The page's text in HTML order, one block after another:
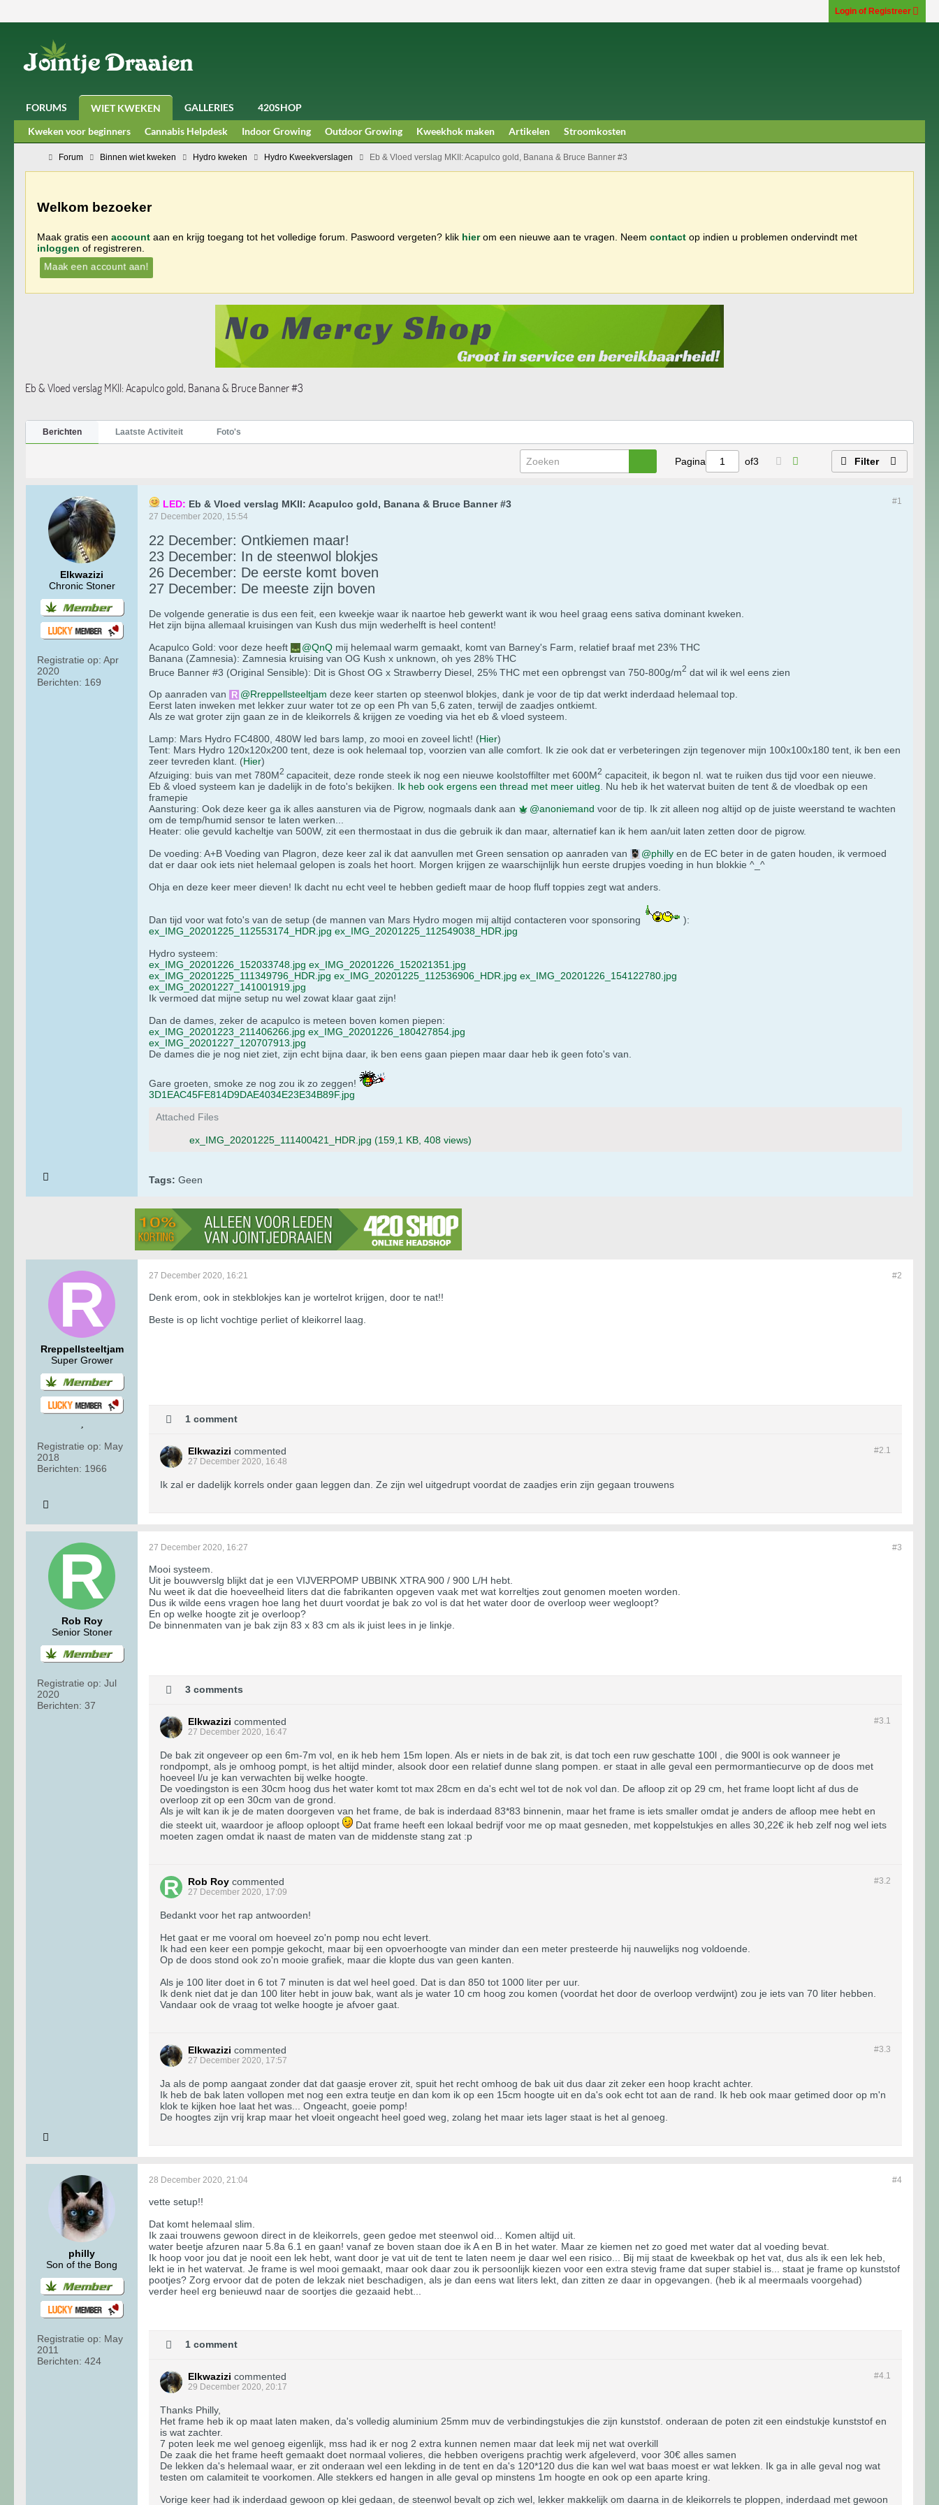
Login of Registreer
FORUMS WIET KWEKEN GALLERIES
420SHOP
Kweken voor beginners
Cannabis Helpdesk Indoor Growing Outdoor Growing Kweekhok maken Artikelen Stroomkosten
Forum Binnen wiet kweken Hydro kweken Hydro Kweekverslagen Eb & Vloed verslag MKII: Acapulco gold, Banana & Bruce Banner #3
Welkom bezoeker
Maak gratis een account aan en krijg toegang tot het volledige forum. Paswoord vergeten? klik hierom een nieuwe aan te vragen. Neem contact op indien u problemen ondervindt met
inloggen of registreren.
Maak een account aan!
Eb & Vloed verslag MKII: Acapulco gold, Banana & Bruce Banner #3
Berichten Laatste Activiteit Foto's
Pagina of3 Filter
Elkwazizi
Chronic Stoner
Registratie op: Apr
2020
Berichten: 169
#1
LED: Eb & Vloed verslag MKII: Acapulco gold, Banana & Bruce Banner #3
27 December 2020, 15:54
22 December: Ontkiemen maar!
23 December: In de steenwol blokjes
26 December: De eerste komt boven
27 December: De meeste zijn boven
De volgende generatie is dus een feit, een kweekje waar ik naartoe heb gewerkt want ik wou heel graag eens sativa dominant kweken.
Het zijn bijna allemaal kruisingen van Kush dus mijn wederhelft is heel content!
Acapulco Gold: voor deze heeft
QnQ mij helemaal warm gemaakt, komt van Barney's Farm, relatief braaf met 23% THC
Banana (Zamnesia): Zamnesia kruising van OG Kush x unknown, oh yes 28% THC
Bruce Banner #3 (Original Sensible): Dit is Ghost OG x Strawberry Diesel, 25% THC met een opbrengst van 750-800g/m2 dat wil ik wel eens zien
Op aanraden van
Rreppellsteeltjam deze keer starten op steenwol blokjes, dank je voor de tip dat werkt inderdaad helemaal top.
Eerst laten inweken met lekker zuur water tot ze op een Ph van 5,6 zaten, terwijl de zaadjes ontkiemt.
Als ze wat groter zijn gaan ze in de kleikorrels & krijgen ze voeding via het eb & vloed systeem.
Lamp: Mars Hydro FC4800, 480W led bars lamp, zo mooi en zoveel licht! (Hier)
Tent: Mars Hydro 120x120x200 tent, deze is ook helemaal top, voorzien van alle comfort. Ik zie ook dat er verbeteringen zijn tegenover mijn 100x100x180 tent, ik ben een
zeer tevreden klant. (Hier)
Afzuiging: buis van met 780M2 capaciteit, deze ronde steek ik nog een nieuwe koolstoffilter met 600M2 capaciteit, ik begon nl. wat te ruiken dus tijd voor een nieuwe.
Eb & vloed systeem kan je dadelijk in de foto's bekijken. Ik heb ook ergens een thread met meer uitleg . Nu heb ik het watervat buiten de tent & de vloedbak op een
framepie
Aansturing: Ook deze keer ga ik alles aansturen via de Pigrow, nogmaals dank aan
anoniemand voor de tip. Ik zit alleen nog altijd op de juiste weerstand te wachten
om de temp/humid sensor te laten werken...
Heater: olie gevuld kacheltje van 500W, zit een thermostaat in dus die gebruik ik dan maar, alternatief kan ik hem aan/uit laten zetten door de pigrow.
De voeding: A+B Voeding van Plagron, deze keer zal ik dat aanvullen met Green sensation op aanraden van
philly en de EC beter in de gaten houden, ik vermoed
dat er daar ook iets niet helemaal gelopen is zoals het hoort. Morgen krijgen ze waarschijnlijk hun eerste drupjes voeding in hun blokkie ^_^
Ohja en deze keer meer dieven! Ik dacht nu echt veel te hebben gedieft maar de hoop fluff toppies zegt wat anders.
Dan tijd voor wat foto's van de setup (de mannen van Mars Hydro mogen mij altijd contacteren voor sponsoring
):
ex_IMG_20201225_112553174_HDR.jpg ex_IMG_20201225_112549038_HDR.jpg
Hydro systeem:
ex_IMG_20201226_152033748.jpg ex_IMG_20201226_152021351.jpg
ex_IMG_20201225_111349796_HDR.jpg ex_IMG_20201225_112536906_HDR.jpg ex_IMG_20201226_154122780.jpg
ex_IMG_20201227_141001919.jpg
Ik vermoed dat mijne setup nu wel zowat klaar gaat zijn!
Dan de dames, zeker de acapulco is meteen boven komen piepen:
ex_IMG_20201223_211406266.jpg ex_IMG_20201226_180427854.jpg
ex_IMG_20201227_120707913.jpg
De dames die je nog niet ziet, zijn echt bijna daar, ik ben eens gaan piepen maar daar heb ik geen foto's van.
Gare groeten, smoke ze nog zou ik zo zeggen!
3D1EAC45FE814D9DAE4034E23E34B89F.jpg
Attached Files
ex_IMG_20201225_111400421_HDR.jpg (159,1 KB, 408 views)
Tags: Geen
Rreppellsteeltjam
Super Grower
Registratie op: May
2018
Berichten: 1966
#2
27 December 2020, 16:21
Denk erom, ook in stekblokjes kan je wortelrot krijgen, door te nat!!
Beste is op licht vochtige perliet of kleikorrel laag.
1 comment
#2.1
Elkwazizi commented
27 December 2020, 16:48
Ik zal er dadelijk korrels onder gaan leggen dan. Ze zijn wel uitgedrupt voordat de zaadjes erin zijn gegaan trouwens
Rob Roy
Senior Stoner
Registratie op: Jul
2020
Berichten: 37
#3
27 December 2020, 16:27
Mooi systeem.
Uit je bouwverslg blijkt dat je een VIJVERPOMP UBBINK XTRA 900 / 900 L/H hebt.
Nu weet ik dat die hoeveelheid liters dat die fabrikanten opgeven vaak met wat korreltjes zout genomen moeten worden.
Dus ik wilde eens vragen hoe lang het duurt voordat je bak zo vol is dat het water door de overloop weer wegloopt?
En op welke hoogte zit je overloop?
De binnenmaten van je bak zijn 83 x 83 cm als ik juist lees in je linkje.
3 comments
#3.1
Elkwazizi commented
27 December 2020, 16:47
De bak zit ongeveer op een 6m-7m vol, en ik heb hem 15m lopen. Als er niets in de bak zit, is dat toch een ruw geschatte 100l , die 900l is ook wanneer je
rondpompt, als je omhoog pompt, is het altijd minder, alsook door een relatief dunne slang pompen. er staat in alle geval een permormantiecurve op de doos met
hoeveel l/u je kan verwachten bij welke hoogte.
De voedingston is een 30cm hoog dus het water komt tot max 28cm en da's echt wel tot de nok vol dan. De afloop zit op 29 cm, het frame loopt licht af dus de
overloop zit op een 30cm van de grond.
Als je wilt kan ik je de maten doorgeven van het frame, de bak is inderdaad 83*83 binnenin, maar het frame is iets smaller omdat je anders de afloop mee hebt en
die steekt uit, waardoor je afloop oploopt
Dat frame heeft een lokaal bedrijf voor me op maat gesneden, met koppelstukjes en alles 30,22€ ik heb zelf nog wel iets
moeten zagen omdat ik naast de maten van de middenste stang zat :p
#3.2
Rob Roy commented
27 December 2020, 17:09
Bedankt voor het rap antwoorden!
Het gaat er me vooral om hoeveel zo'n pomp nou echt levert.
Ik had een keer een pompje gekocht, maar bij een opvoerhoogte van minder dan een meter presteerde hij nauwelijks nog voldoende.
Op de doos stond ook zo'n mooie grafiek, maar die klopte dus van geen kanten.
Als je 100 liter doet in 6 tot 7 minuten is dat wel heel goed. Dat is dan 850 tot 1000 liter per uur.
Ik denk niet dat je dan 100 liter hebt in jouw bak, want als je water 10 cm hoog zou komen (voordat het door de overloop verdwijnt) zou je iets van 70 liter hebben.
Vandaar ook de vraag tot welke hoogte je afvoer gaat.
#3.3
Elkwazizi commented
27 December 2020, 17:57
Ja als de pomp aangaat zonder dat dat gaasje erover zit, spuit het recht omhoog de bak uit dus daar zit zeker een hoop kracht achter.
Ik heb de bak laten vollopen met nog een extra teutje en dan kom ik op een 15cm hoogte uit en da's ook echt tot aan de rand. Ik heb ook maar getimed door op m'n
klok te kijken hoe laat het was... Ongeacht, goeie pomp!
De hoogtes zijn vrij krap maar het vloeit ongeacht heel goed weg, zolang het maar iets lager staat is het al genoeg.
philly
Son of the Bong
Registratie op: May
2011
Berichten: 424
#4
28 December 2020, 21:04
vette setup!!
Dat komt helemaal slim.
Ik zaai trouwens gewoon direct in de kleikorrels, geen gedoe met steenwol oid... Komen altijd uit.
water beetje afzuren naar 5.8a 6.1 en gaan! vanaf ze boven staan doe ik A en B in het water. Maar ze kiemen net zo goed met water dat al voeding bevat.
Ik hoop voor jou dat je nooit een lek hebt, want door je vat uit de tent te laten neem je daar wel een risico... Bij mij staat de kweekbak op het vat, dus als ik een lek heb,
lekt ie in het watervat. Je frame is wel mooi gemaakt, maar ook daar zou ik persoonlijk kiezen voor een extra stevig frame dat super stabiel is... staat je frame op kunststof
pootjes? Zorg ervoor dat de poten de lekzak niet beschadigen, als je dan eens wat liters lekt, dan zitten ze daar in opgevangen. (heb ik al meermaals voorgehad)
verder heel erg benieuwd naar de soortjes die gezaaid hebt...
1 comment
#4.1
Elkwazizi commented
29 December 2020, 20:17
Thanks Philly,
Het frame heb ik op maat laten maken, da's volledig aluminium 25mm muv de verbindingstukjes die zijn kunststof. onderaan de poten zit een eindstukje kunststof en
is wat zachter.
7 poten leek me wel genoeg eigenlijk, mss had ik er nog 2 extra kunnen nemen maar dat leek mij net wat overkill
De zaak die het frame heeft gemaakt doet normaal volieres, die hebben overigens prachtig werk afgeleverd, voor 30€ alles samen
De lekken da's helemaal waar, er zit onderaan wel een lekding in de tent en da's 120*120 dus die kan wel wat baas moest er wat lekken. Ik ga in alle geval nog wat
testen om calamiteit te voorkomen. Alle stekkers ed hangen in alle geval op minstens 1m hoogte en ook op een aparte kring.
Vorige keer had ik inderdaad gewoon op klei gedaan, de steenwol bevalt op zich wel, lekker makkelijk om daarna in de kleikorrels te ploppen, inderdaad met gewoon